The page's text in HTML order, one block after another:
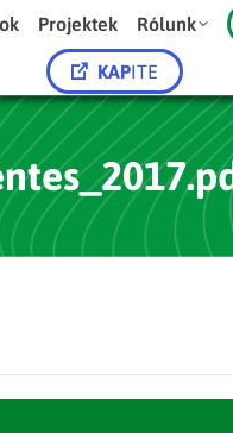
Projektek Rólunk
KAPITE